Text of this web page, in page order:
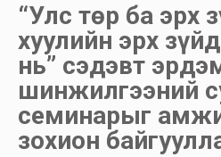
“Улс төр ба эрх
хуулийн эрх
нь” сэдэвт
шинжилгээний
семинарыг
зохион